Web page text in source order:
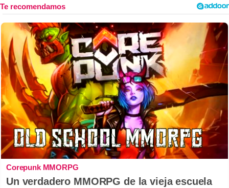
Corepunk MMORPG
Un verdadero MMORPG de la vieja escuela